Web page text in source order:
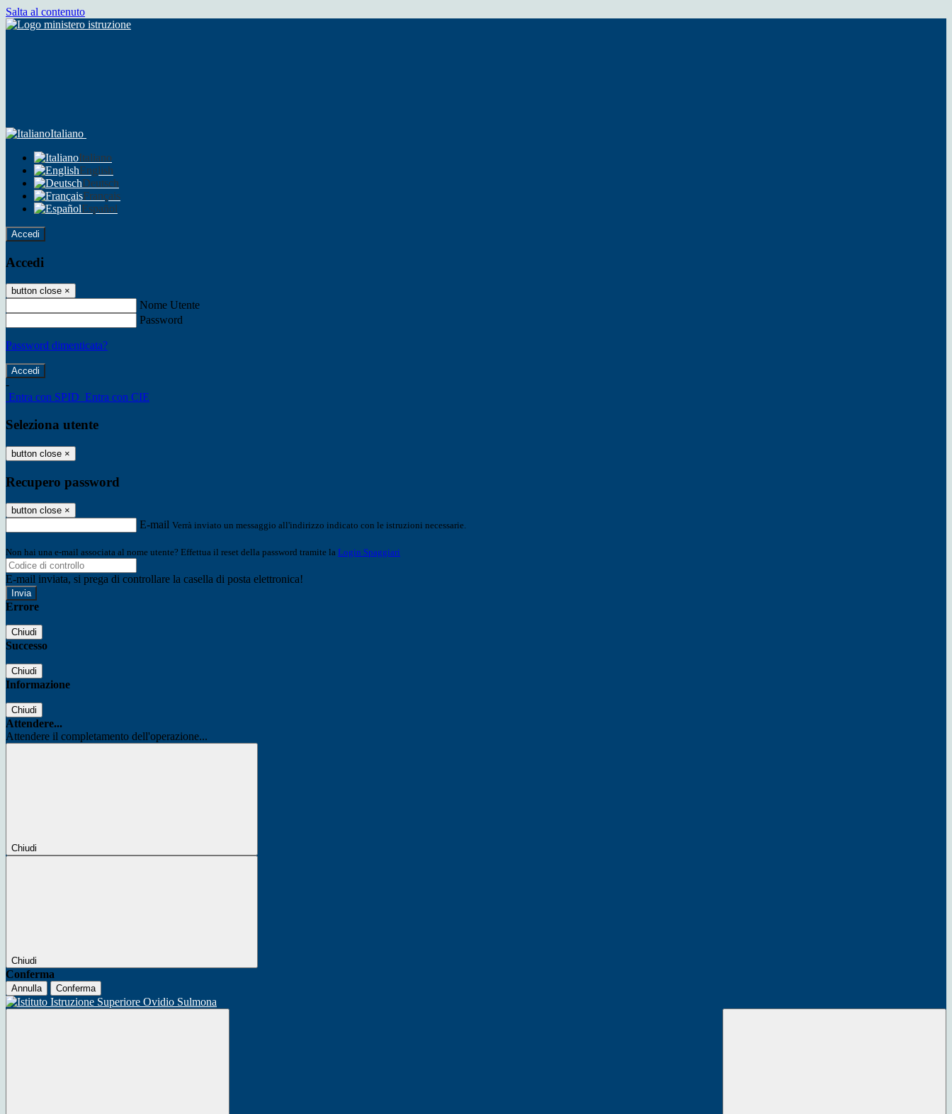
Salta al contenuto
Italiano
Italiano
English
Deutsch
Français
Español
Accedi
Accedi
button close ×
Nome Utente
Password
Password dimenticata?
-
Entra con SPID Entra con CIE
Seleziona utente
button close ×
Recupero password
button close ×
E-mail Verrà inviato un messaggio all'indirizzo indicato con le istruzioni necessarie.
Non hai una e-mail associata al nome utente? Effettua il reset della password tramite la Login Spaggiari
E-mail inviata, si prega di controllare la casella di posta elettronica!
Errore
Chiudi
Successo
Chiudi
Informazione
Chiudi
Attendere...
Attendere il completamento dell'operazione...
Chiudi
Chiudi
Conferma
Annulla Conferma